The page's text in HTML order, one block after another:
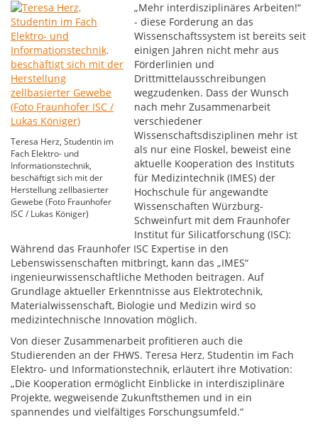
Teresa Herz, Studentin im
Fach Elektro- und
Informationstechnik,
beschäftigt sich mit der
Herstellung zellbasierter
Gewebe (Foto Fraunhofer
ISC / Lukas Königer)
„Mehr interdisziplinäres Arbeiten!“
- diese Forderung an das
Wissenschaftssystem ist bereits seit
einigen Jahren nicht mehr aus
Förderlinien und
Drittmittelausschreibungen
wegzudenken. Dass der Wunsch
nach mehr Zusammenarbeit
verschiedener
Wissenschaftsdisziplinen mehr ist
als nur eine Floskel, beweist eine
aktuelle Kooperation des Instituts
für Medizintechnik (IMES) der
Hochschule für angewandte
Wissenschaften Würzburg-
Schweinfurt mit dem Fraunhofer
Institut für Silicatforschung (ISC):
Während das Fraunhofer ISC Expertise in den
Lebenswissenschaften mitbringt, kann das „IMES“
ingenieurwissenschaftliche Methoden beitragen. Auf
Grundlage aktueller Erkenntnisse aus Elektrotechnik,
Materialwissenschaft, Biologie und Medizin wird so
medizintechnische Innovation möglich.
Von dieser Zusammenarbeit profitieren auch die
Studierenden an der FHWS. Teresa Herz, Studentin im Fach
Elektro- und Informationstechnik, erläutert ihre Motivation:
„Die Kooperation ermöglicht Einblicke in interdisziplinäre
Projekte, wegweisende Zukunftsthemen und in ein
spannendes und vielfältiges Forschungsumfeld.“